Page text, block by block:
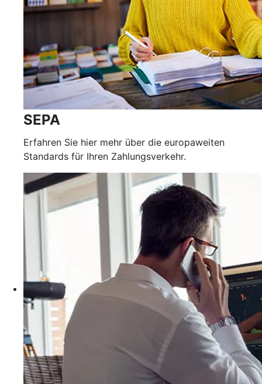
SEPA
Erfahren Sie hier mehr über die europaweiten
Standards für Ihren Zahlungsverkehr.